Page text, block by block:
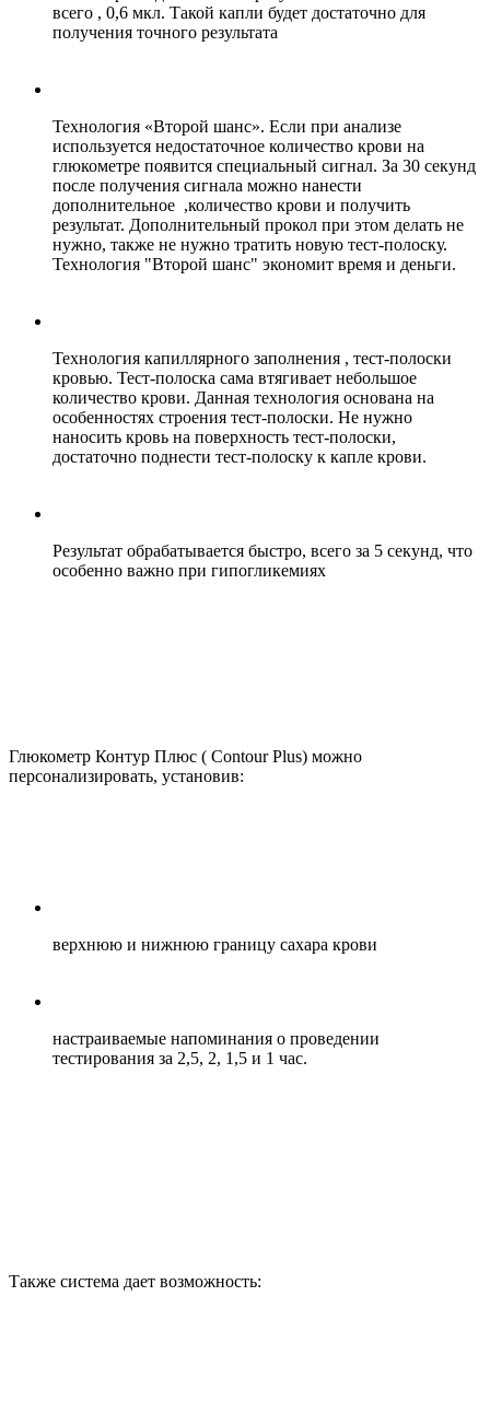
всего , 0,6 мкл. Такой капли будет достаточно для
получения точного результата
Технология «Второй шанс». Если при анализе
используется недостаточное количество крови на
глюкометре появится специальный сигнал. За 30 секунд
после получения сигнала можно нанести
дополнительное ,количество крови и получить
результат. Дополнительный прокол при этом делать не
нужно, также не нужно тратить новую тест-полоску.
Технология "Второй шанс" экономит время и деньги.
Технология капиллярного заполнения , тест-полоски
кровью. Тест-полоска сама втягивает небольшое
количество крови. Данная технология основана на
особенностях строения тест-полоски. Не нужно
наносить кровь на поверхность тест-полоски,
достаточно поднести тест-полоску к капле крови.
Результат обрабатывается быстро, всего за 5 секунд, что
особенно важно при гипогликемиях
Глюкометр Контур Плюс ( Contour Plus) можно
персонализировать, установив:
верхнюю и нижнюю границу сахара крови
настраиваемые напоминания о проведении
тестирования за 2,5, 2, 1,5 и 1 час.
Также система дает возможность: